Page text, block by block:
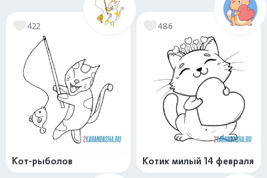
422
Кот-рыболов
486
Котик милый 14 февраля